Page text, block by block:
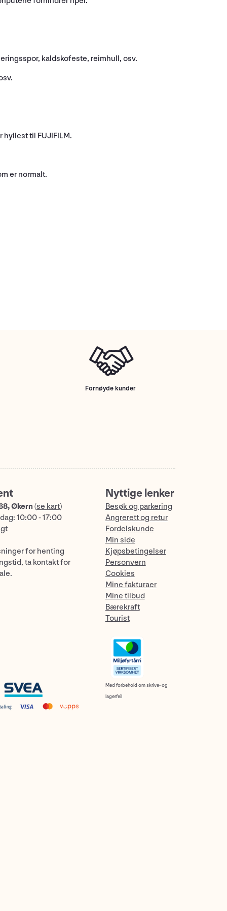
kaldskofeste, reimhull, osv.
til FUJIFILM.
er normalt.
Fornøyde kunder
Økern (se kart)
10:00 - 17:00
for henting
ta kontakt for
Nyttige lenker
Besøk og parkering
Angrerett og retur
Fordelskunde
Min side
Kjøpsbetingelser
Personvern
Cookies
Mine fakturaer
Mine tilbud
Bærekraft
Tourist
Med forbehold om skrive- og
lagerfeil